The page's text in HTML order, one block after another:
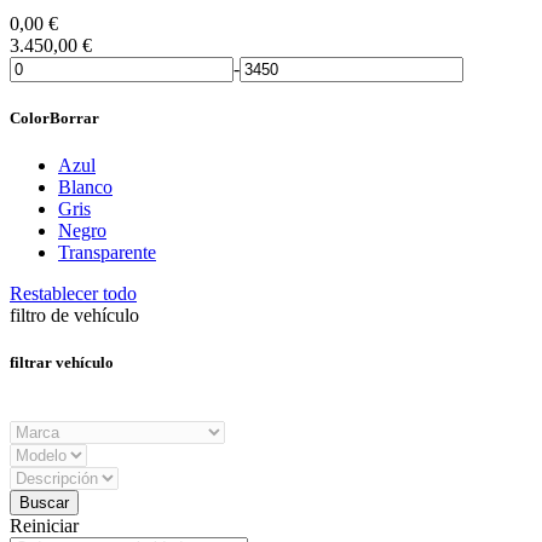
0,00 €
3.450,00 €
-
ColorBorrar
Azul
Blanco
Gris
Negro
Transparente
Restablecer todo
filtro de vehículo
filtrar vehículo
Reiniciar